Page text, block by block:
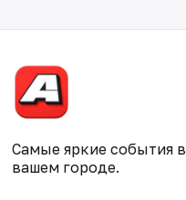
Самые яркие события в
вашем городе.